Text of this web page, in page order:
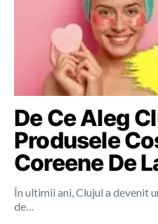
De Ce Aleg
Produsele
Coreene De
În ultimii ani, Clujul a devenit
de…